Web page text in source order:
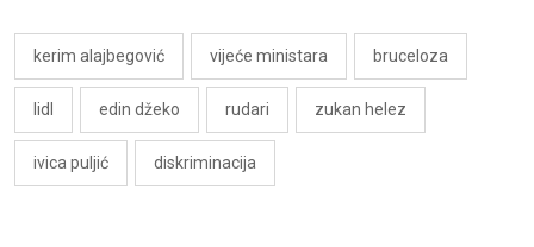
kerim alajbegović vijeće ministara bruceloza
lidl edin džeko rudari zukan helez
ivica puljić diskriminacija